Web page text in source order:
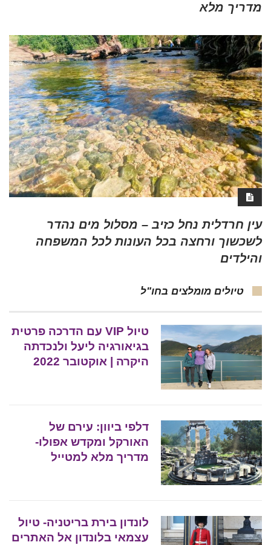
מדריך מלא
עין חרדלית נחל כזיב – מסלול מים נהדר
לשכשוך ורחצה בכל העונות לכל המשפחה
והילדים
טיולים מומלצים בחו"ל
טיול VIP עם הדרכה פרטית
בגיאורגיה ליעל ולנכדתה
היקרה | אוקטובר 2022
דלפי ביוון: עירם של
האורקל ומקדש אפולו-
מדריך מלא למטייל
לונדון בירת בריטניה- טיול
עצמאי בלונדון אל האתרים